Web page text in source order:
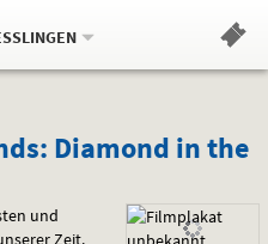
.
Diamond in the
und
Zeit.